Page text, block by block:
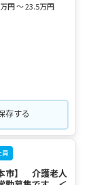
円 ～ 23.5万円
存する
員
市】 介護老人